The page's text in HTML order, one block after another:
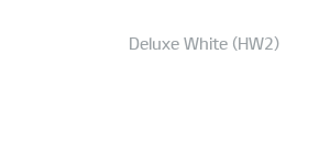
Deluxe White (HW2)